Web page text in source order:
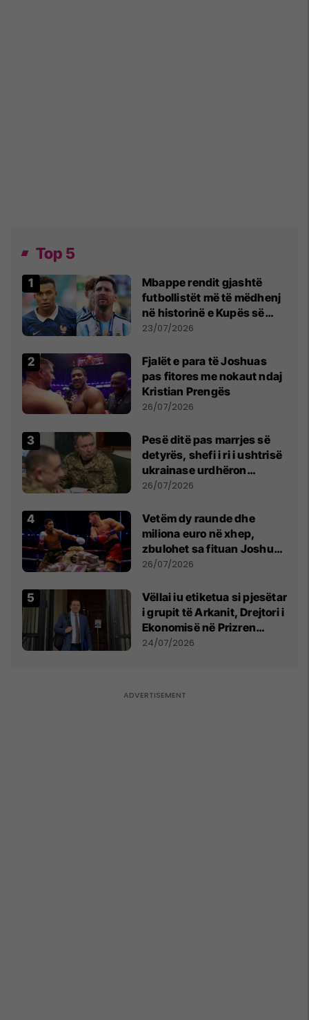
Top 5
Mbappe rendit gjashtë
futbollistët më të mëdhenj
në historinë e Kupës së
Botës, Messi mbetet i dyti
23/07/2026
Fjalët e para të Joshuas
pas fitores me nokaut ndaj
Kristian Prengës
26/07/2026
Pesë ditë pas marrjes së
detyrës, shefi i ri i ushtrisë
ukrainase urdhëron
kontroll të madh
26/07/2026
Vetëm dy raunde dhe
miliona euro në xhep,
zbulohet sa fituan Joshua
e Prenga
26/07/2026
Vëllai iu etiketua si pjesëtar
i grupit të Arkanit, Drejtori i
Ekonomisë në Prizren
mohon pretendimet
24/07/2026